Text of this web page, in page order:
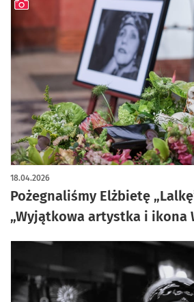
Pożegnaliśmy Elżbietę
„Wyjątkowa artystka i ikona
18.04.2026
artykuł z galerią zdjęć